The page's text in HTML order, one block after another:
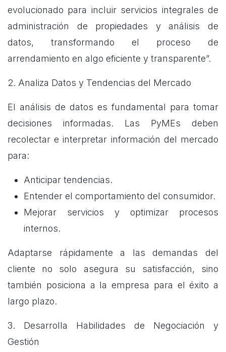
evolucionado para incluir servicios integrales de
administración de propiedades y análisis de
datos, transformando el proceso de
arrendamiento en algo eficiente y transparente”.
2. Analiza Datos y Tendencias del Mercado
El análisis de datos es fundamental para tomar
decisiones informadas. Las PyMEs deben
recolectar e interpretar información del mercado
para:
Anticipar tendencias.
Entender el comportamiento del consumidor.
Mejorar servicios y optimizar procesos
internos.
Adaptarse rápidamente a las demandas del
cliente no solo asegura su satisfacción, sino
también posiciona a la empresa para el éxito a
largo plazo.
3. Desarrolla Habilidades de Negociación y
Gestión